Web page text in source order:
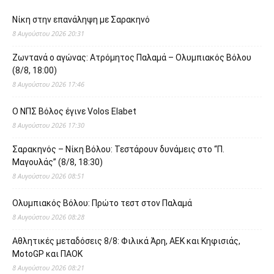
Νίκη στην επανάληψη με Σαρακηνό
8 Αυγούστου 2026 20:31
Ζωντανά ο αγώνας: Ατρόμητος Παλαμά – Ολυμπιακός Βόλου
(8/8, 18:00)
8 Αυγούστου 2026 17:46
O ΝΠΣ Βόλος έγινε Volos Elabet
8 Αυγούστου 2026 17:30
Σαρακηνός – Νίκη Βόλου: Τεστάρουν δυνάμεις στο “Π.
Μαγουλάς” (8/8, 18:30)
8 Αυγούστου 2026 08:51
Ολυμπιακός Βόλου: Πρώτο τεστ στον Παλαμά
8 Αυγούστου 2026 08:28
Αθλητικές μεταδόσεις 8/8: Φιλικά Άρη, ΑΕΚ και Κηφισιάς,
MotoGP και ΠΑΟΚ
8 Αυγούστου 2026 08:21